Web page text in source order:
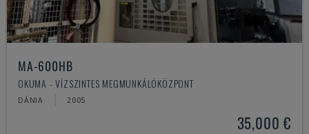
MA-600HB
OKUMA - VÍZSZINTES MEGMUNKÁLÓKÖZPONT
DÁNIA 2005
35,000 €